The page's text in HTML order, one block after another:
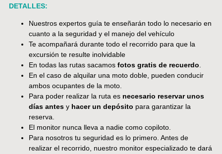
DETALLES:
Nuestros expertos guía te enseñarán todo lo necesario en
cuanto a la seguridad y el manejo del vehículo
Te acompañará durante todo el recorrido para que la
excursión te resulte inolvidable
En todas las rutas sacamos fotos gratis de recuerdo.
En el caso de alquilar una moto doble, pueden conducir
ambos ocupantes de la moto.
Para poder realizar la ruta es necesario reservar unos
días antesy hacer un depósito para garantizar la
reserva.
El monitor nunca lleva a nadie como copiloto.
Para nosotros tu seguridad es lo primero. Antes de
realizar el recorrido, nuestro monitor especializado te dará